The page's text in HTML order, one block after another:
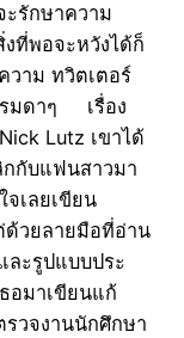
รักษาความ
ที่พอจะหวังได้ก็
วาม ทวิตเตอร์
รมดาๆ เรื่อง
Lutz เขาได้
กกับแฟนสาวมา
เลยเขียน
ด้วยลายมือที่อ่าน
ละรูปแบบประ
อมาเขียนแก้
รวจงานนักศึกษา